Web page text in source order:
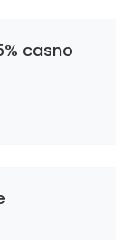
casno